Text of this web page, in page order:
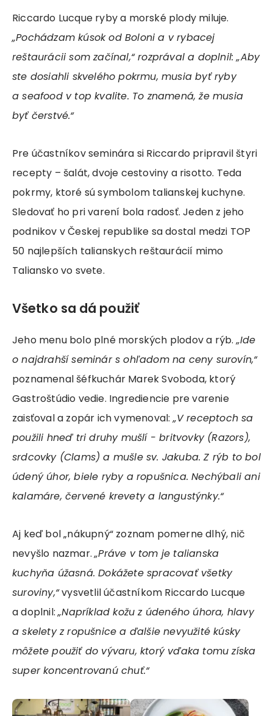
Riccardo Lucque ryby a morské plody miluje.
„Pochádzam kúsok od Boloni a v rybacej
reštaurácii som začínal,“ rozprával a doplnil: „Aby
ste dosiahli skvelého pokrmu, musia byť ryby
a seafood v top kvalite. To znamená, že musia
byť čerstvé.“
Pre účastníkov seminára si Riccardo pripravil štyri
recepty – šalát, dvoje cestoviny a risotto. Teda
pokrmy, ktoré sú symbolom talianskej kuchyne.
Sledovať ho pri varení bola radosť. Jeden z jeho
podnikov v Českej republike sa dostal medzi TOP
50 najlepších talianskych reštaurácií mimo
Taliansko vo svete.
Všetko sa dá použiť
Jeho menu bolo plné morských plodov a rýb.„Ide
o najdrahší seminár s ohľadom na ceny surovín,“
poznamenal šéfkuchár Marek Svoboda, ktorý
Gastroštúdio vedie. Ingrediencie pre varenie
zaisťoval a zopár ich vymenoval:„V receptoch sa
použili hneď tri druhy mušlí - britvovky (Razors),
srdcovky (Clams) a mušle sv. Jakuba. Z rýb to bol
údený úhor, biele ryby a ropušnica. Nechýbali ani
kalamáre, červené krevety a langustýnky.“
Aj keď bol „nákupný“ zoznam pomerne dlhý, nič
nevyšlo nazmar.„Práve v tom je talianska
kuchyňa úžasná. Dokážete spracovať všetky
suroviny,“vysvetlil účastníkom Riccardo Lucque
a doplnil:„Napríklad kožu z údeného úhora, hlavy
a skelety z ropušnice a ďalšie nevyužité kúsky
môžete použiť do vývaru, ktorý vďaka tomu získa
super koncentrovanú chuť.“